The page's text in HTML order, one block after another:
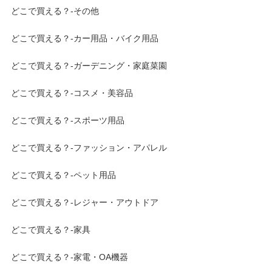
どこで買える？-その他
どこで買える？-カー用品・バイク用品
どこで買える？-ガーデニング・家庭菜園
どこで買える？-コスメ・美容品
どこで買える？-スポーツ用品
どこで買える？-ファッション・アパレル
どこで買える？-ペット用品
どこで買える？-レジャー・アウトドア
どこで買える？-家具
どこで買える？-家電・OA機器